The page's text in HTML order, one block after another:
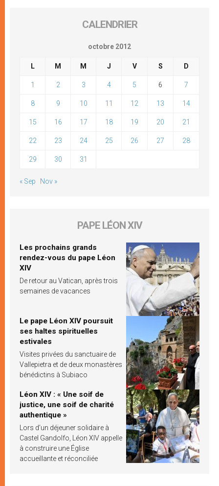
CALENDRIER
octobre 2012
L M M J V S D
1 2 3 4 5 6 7
8 9 10 11 12 13 14
15 16 17 18 19 20 21
22 23 24 25 26 27 28
29 30 31
« Sep Nov »
PAPE LÉON XIV
Les prochains grands
rendez-vous du pape Léon
XIV
De retour au Vatican, après trois
semaines de vacances
Le pape Léon XIV poursuit
ses haltes spirituelles
estivales
Visites privées du sanctuaire de
Vallepietra et de deux monastères
bénédictins à Subiaco
Léon XIV : « Une soif de
justice, une soif de charité
authentique »
Lors d’un déjeuner solidaire à
Castel Gandolfo, Léon XIV appelle
à construire une Église
accueillante et réconciliée